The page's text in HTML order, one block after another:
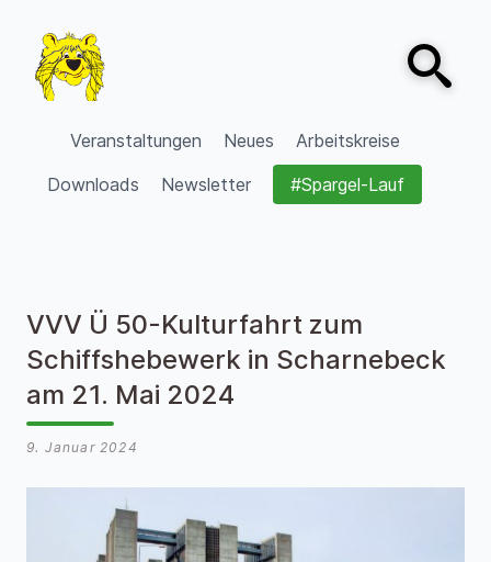
VVV Burgdorf
Veranstaltungen Neues
Arbeitskreise
Downloads
Newsletter #Spargel-Lauf
Open
VVV Ü 50-Kulturfahrt zum
Schiffshebewerk in Scharnebeck
am 21. Mai 2024
9. Januar 2024